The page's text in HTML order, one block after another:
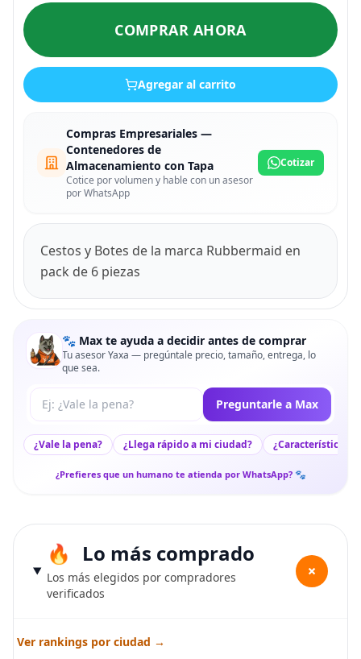
COMPRAR AHORA
Agregar al carrito
Compras Empresariales —
Contenedores de
Almacenamiento con Tapa
Cotice por volumen y hable con un asesor
por WhatsApp
Cotizar
Cestos y Botes de la marca Rubbermaid en
pack de 6 piezas
🐾 Max te ayuda a decidir antes de comprar
Tu asesor Yaxa — pregúntale precio, tamaño, entrega, lo
que sea.
Tu pregunta a Max Preguntarle a Max
¿Vale la pena? ¿Llega rápido a mi ciudad? ¿Características
¿Prefieres que un humano te atienda por WhatsApp? 🐾
Lo más comprado
Los más elegidos por compradores
verificados
+
Ver rankings por ciudad →